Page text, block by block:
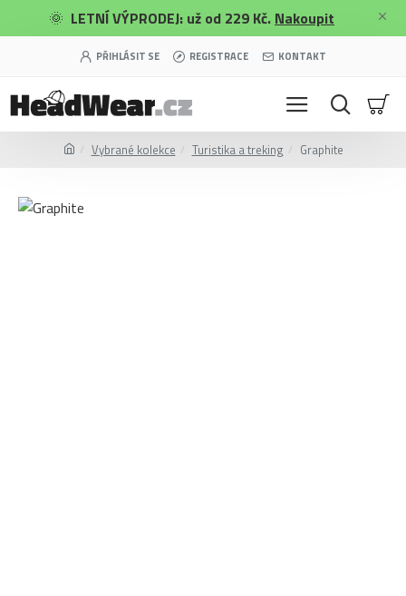
🌞 LETNÍ VÝPRODEJ: už od 229 Kč. Nakoupit
PŘIHLÁSIT SE REGISTRACE KONTAKT
Vybrané kolekce Turistika a treking Graphite